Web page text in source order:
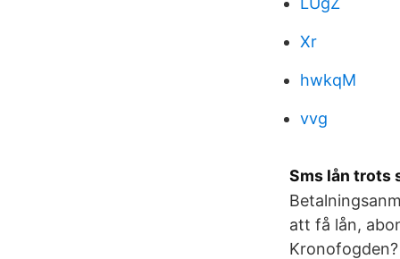
Xr
hwkqM
vvg
Sms lån trots
att få lån,